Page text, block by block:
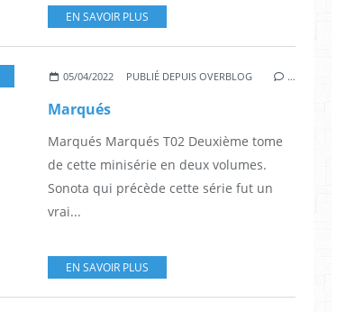
EN SAVOIR PLUS
SONATA,BANDE DESSINÉ,COMICS,EPOUVANTE, FANTASY
05/04/2022 PUBLIÉ DEPUIS OVERBLOG …
Marqués
Marqués Marqués T02 Deuxième tome
de cette minisérie en deux volumes.
Sonota qui précède cette série fut un
vrai...
EN SAVOIR PLUS